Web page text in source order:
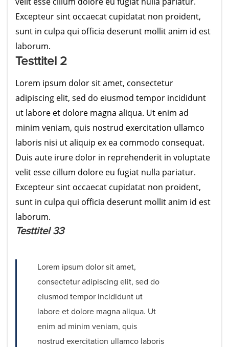
Excepteur sint occaecat cupidatat non proident,
sunt in culpa qui officia deserunt mollit anim id est
laborum.
Testtitel 2
Lorem ipsum dolor sit amet, consectetur
adipiscing elit, sed do eiusmod tempor incididunt
ut labore et dolore magna aliqua. Ut enim ad
minim veniam, quis nostrud exercitation ullamco
laboris nisi ut aliquip ex ea commodo consequat.
Duis aute irure dolor in reprehenderit in voluptate
velit esse cillum dolore eu fugiat nulla pariatur.
Excepteur sint occaecat cupidatat non proident,
sunt in culpa qui officia deserunt mollit anim id est
laborum.
Testtitel 33
Lorem ipsum dolor sit amet,
consectetur adipiscing elit, sed do
eiusmod tempor incididunt ut
labore et dolore magna aliqua. Ut
enim ad minim veniam, quis
nostrud exercitation ullamco laboris